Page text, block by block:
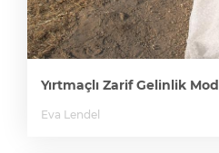
Yırtmaçlı Zarif Gelinlik
Eva Lendel